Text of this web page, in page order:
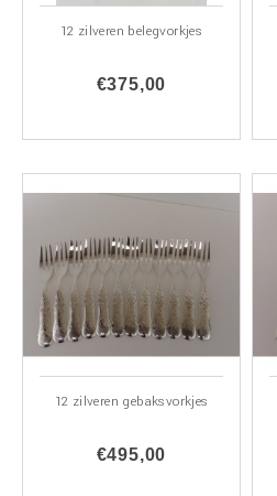
12 zilveren belegvorkjes
€375,00
12 zilveren gebaksvorkjes
€495,00